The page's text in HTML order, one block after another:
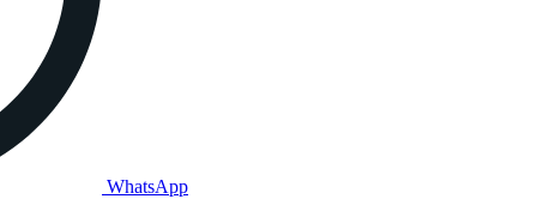
WhatsApp